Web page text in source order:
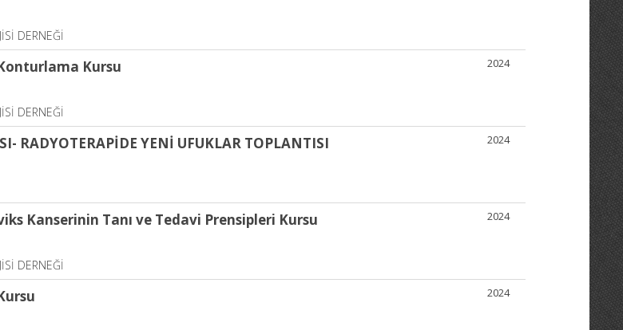
DERNEĞİ
2024
Kursu
DERNEĞİ
2024
RADYOTERAPİDE YENİ UFUKLAR TOPLANTISI
2024
Kanserinin Tanı ve Tedavi Prensipleri Kursu
DERNEĞİ
2024